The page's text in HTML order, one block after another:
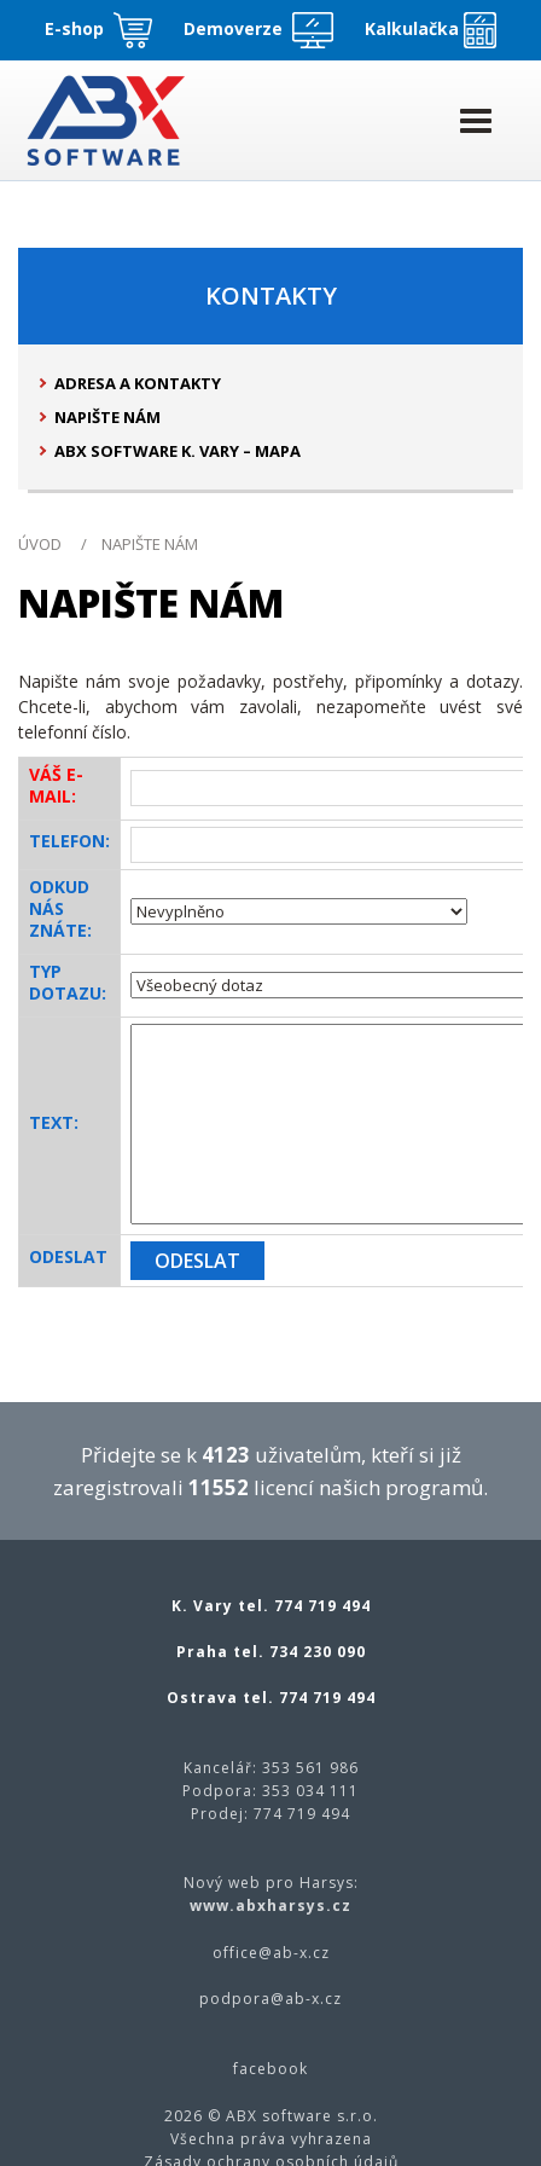
E-shop Demoverze Kalkulačka
KONTAKTY
ADRESA A KONTAKTY
NAPIŠTE NÁM
ABX SOFTWARE K. VARY – MAPA
ÚVOD NAPIŠTE NÁM
NAPIŠTE NÁM
Napište nám svoje požadavky, postřehy, připomínky a dotazy.
Chcete-li, abychom vám zavolali, nezapomeňte uvést své
telefonní číslo.
VÁŠ E-
MAIL:
TELEFON:
ODKUD
NÁS
ZNÁTE:
TYP
DOTAZU:
TEXT:
ODESLAT
Přidejte se k 4123 uživatelům, kteří si již
zaregistrovali 11552 licencí našich programů.
K. Vary tel. 774 719 494
Praha tel. 734 230 090
Ostrava tel. 774 719 494
Kancelář: 353 561 986
Podpora: 353 034 111
Prodej: 774 719 494
Nový web pro Harsys:
www.abxharsys.cz
office@ab-x.cz
podpora@ab-x.cz
facebook
2026 © ABX software s.r.o.
Všechna práva vyhrazena
Zásady ochrany osobních údajů